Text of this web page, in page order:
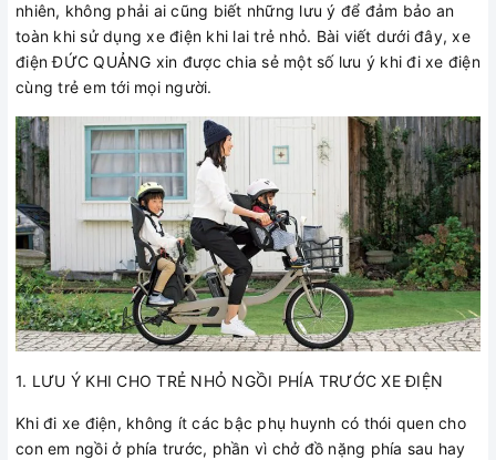
nhiên, không phải ai cũng biết những lưu ý để đảm bảo an
toàn khi sử dụng xe điện khi lai trẻ nhỏ. Bài viết dưới đây, xe
điện ĐỨC QUẢNG xin được chia sẻ một số lưu ý khi đi xe điện
cùng trẻ em tới mọi người.
1. LƯU Ý KHI CHO TRẺ NHỎ NGỒI PHÍA TRƯỚC XE ĐIỆN
Khi đi xe điện, không ít các bậc phụ huynh có thói quen cho
con em ngồi ở phía trước, phần vì chở đồ nặng phía sau hay